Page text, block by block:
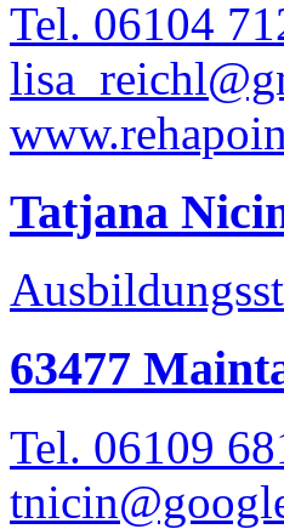
Tel. 06104
Tatjana
63477
Tel. 06109